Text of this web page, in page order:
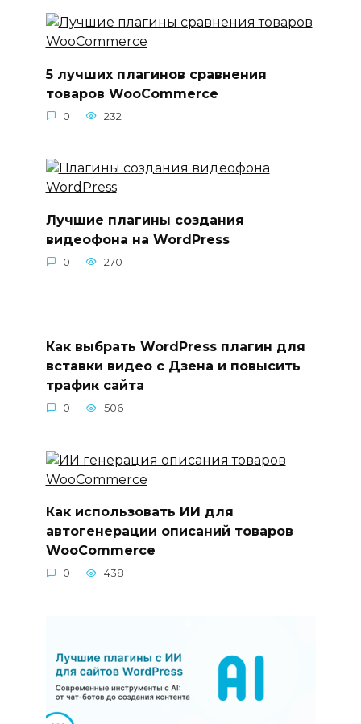
5 лучших плагинов сравнения
товаров WooCommerce
0 232
Лучшие плагины создания
видеофона на WordPress
0 270
Как выбрать WordPress плагин для
вставки видео с Дзена и повысить
трафик сайта
0 506
Как использовать ИИ для
автогенерации описаний товаров
WooCommerce
0 438